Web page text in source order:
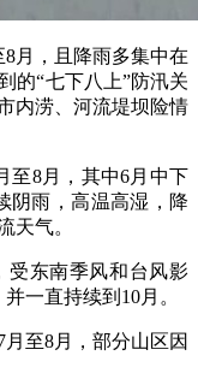
，且降雨多集中在
的“七下八上”防汛关
内涝、河流堤坝险情
8月，其中6月中下
阴雨，高温高湿，降
天气。
东南季风和台风影
一直持续到10月。
至8月，部分山区因